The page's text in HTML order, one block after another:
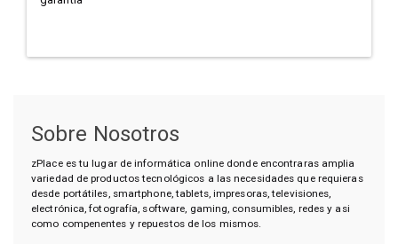
Sobre Nosotros
zPlace es tu lugar de informática online donde encontraras amplia
variedad de productos tecnológicos a las necesidades que requieras
desde portátiles, smartphone, tablets, impresoras, televisiones,
electrónica, fotografía, software, gaming, consumibles, redes y asi
como compenentes y repuestos de los mismos.